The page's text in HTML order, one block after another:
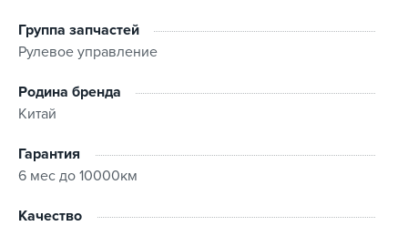
Группа запчастей
Рулевое управление
Родина бренда
Китай
Гарантия
6 мес до 10000км
Качество